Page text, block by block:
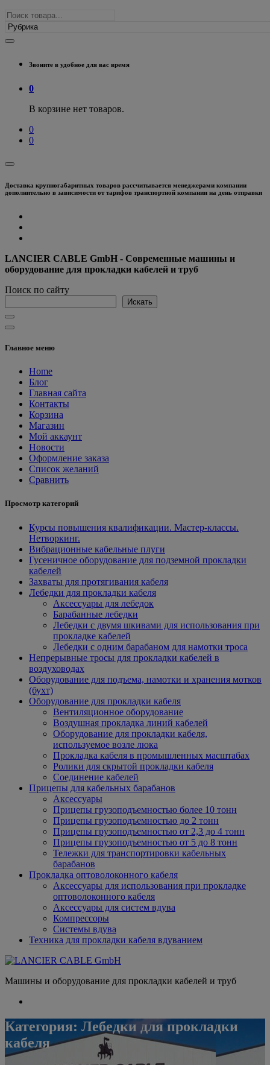
Звоните в удобное для вас время
0
В корзине нет товаров.
0
0
Доставка крупногабаритных товаров рассчитывается менеджерами компании
дополнительно в зависимости от тарифов транспортной компании на день отправки
LANCIER CABLE GmbH - Современные машины и
оборудование для прокладки кабелей и труб
Поиск по сайту
Искать
Главное меню
Home
Блог
Главная сайта
Контакты
Корзина
Магазин
Мой аккаунт
Новости
Оформление заказа
Список желаний
Сравнить
Просмотр категорий
Курсы повышения квалификации. Мастер-классы.
Нетворкинг.
Вибрационные кабельные плуги
Гусеничное оборудование для подземной прокладки
кабелей
Захваты для протягивания кабеля
Лебедки для прокладки кабеля
Аксессуары для лебедок
Барабанные лебедки
Лебедки с двумя шкивами для использования при
прокладке кабелей
Лебедки с одним барабаном для намотки троса
Непрерывные тросы для прокладки кабелей в
воздуховодах
Оборудование для подъема, намотки и хранения мотков
(бухт)
Оборудование для прокладки кабеля
Вентиляционное оборудование
Воздушная прокладка линий кабелей
Оборудование для прокладки кабеля,
используемое возле люка
Прокладка кабеля в промышленных масштабах
Ролики для скрытой прокладки кабеля
Соединение кабелей
Прицепы для кабельных барабанов
Аксессуары
Прицепы грузоподъемностью более 10 тонн
Прицепы грузоподъемностью до 2 тонн
Прицепы грузоподъемностью от 2,3 до 4 тонн
Прицепы грузоподъемностью от 5 до 8 тонн
Тележки для транспортировки кабельных
барабанов
Прокладка оптоволоконного кабеля
Аксессуары для использования при прокладке
оптоволоконного кабеля
Аксессуары для систем вдува
Компрессоры
Системы вдува
Техника для прокладки кабеля вдуванием
Машины и оборудование для прокладки кабелей и труб
Категория: Лебедки для прокладки
кабеля